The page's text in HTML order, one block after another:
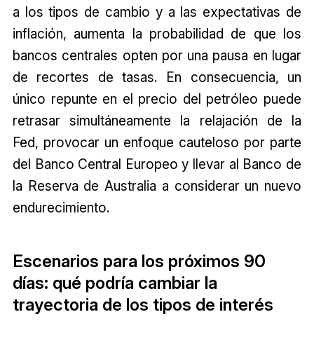
a los tipos de cambio y a las expectativas de
inflación, aumenta la probabilidad de que los
bancos centrales opten por una pausa en lugar
de recortes de tasas. En consecuencia, un
único repunte en el precio del petróleo puede
retrasar simultáneamente la relajación de la
Fed, provocar un enfoque cauteloso por parte
del Banco Central Europeo y llevar al Banco de
la Reserva de Australia a considerar un nuevo
endurecimiento.
Escenarios para los próximos 90
días: qué podría cambiar la
trayectoria de los tipos de interés